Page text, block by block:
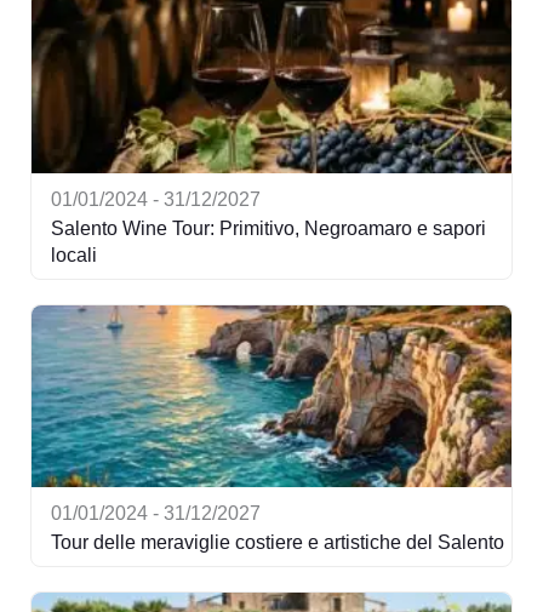
01/01/2024 - 31/12/2027
Salento Wine Tour: Primitivo, Negroamaro e sapori
locali
01/01/2024 - 31/12/2027
Tour delle meraviglie costiere e artistiche del Salento